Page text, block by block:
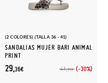
(2 COLORES) (TALLA 36 - 41)
SANDALIAS MUJER BARI ANIMAL
PRINT
41,95€ (-30%)
29,36€